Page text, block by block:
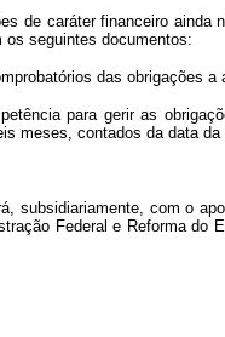
de caráter financeiro
os seguintes documentos:
das obrigações a
para gerir as
meses, contados da data
subsidiariamente, com o
Federal e Reforma